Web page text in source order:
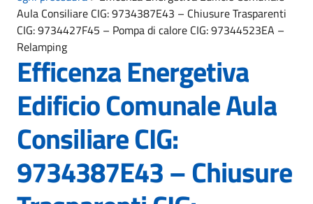
Aula Consiliare CIG: 9734387E43 – Chiusure Trasparenti
CIG: 9734427F45 – Pompa di calore CIG: 97344523EA –
Relamping
Efficenza Energetiva
Edificio Comunale Aula
Consiliare CIG:
9734387E43 – Chiusure